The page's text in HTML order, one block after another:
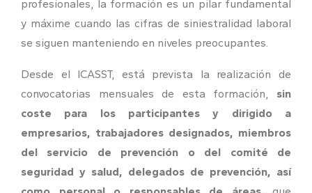
profesionales, la formación es un pilar fundamental
y máxime cuando las cifras de siniestralidad laboral
se siguen manteniendo en niveles preocupantes.
Desde el ICASST, está prevista la realización de
convocatorias mensuales de esta formación,
sin
coste para los participantes y dirigido a
empresarios, trabajadores designados, miembros
del servicio de prevención o del comité de
seguridad y salud, delegados de prevención, así